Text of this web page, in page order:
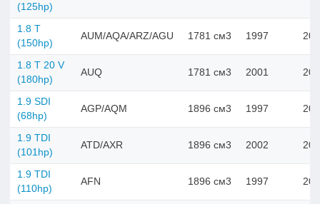
(125hp)
1.8 T
(150hp)
AUM/AQA/ARZ/AGU 1781 см3 1997
1.8 T 20 V
(180hp)
AUQ 1781 см3 2001
1.9 SDI
(68hp)
AGP/AQM 1896 см3 1997
1.9 TDI
(101hp)
ATD/AXR 1896 см3 2002
1.9 TDI
(110hp)
AFN 1896 см3 1997